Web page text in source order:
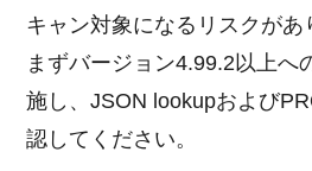
キャン対象になるリスクがあ
まずバージョン4.99.2以上へ
施し、JSON lookupおよび
認してください。